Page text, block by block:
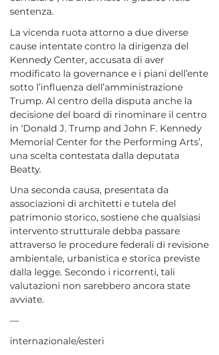
sentenza.
La vicenda ruota attorno a due diverse
cause intentate contro la dirigenza del
Kennedy Center, accusata di aver
modificato la governance e i piani dell’ente
sotto l’influenza dell’amministrazione
Trump. Al centro della disputa anche la
decisione del board di rinominare il centro
in ‘Donald J. Trump and John F. Kennedy
Memorial Center for the Performing Arts’,
una scelta contestata dalla deputata
Beatty.
Una seconda causa, presentata da
associazioni di architetti e tutela del
patrimonio storico, sostiene che qualsiasi
intervento strutturale debba passare
attraverso le procedure federali di revisione
ambientale, urbanistica e storica previste
dalla legge. Secondo i ricorrenti, tali
valutazioni non sarebbero ancora state
avviate.
—
internazionale/esteri